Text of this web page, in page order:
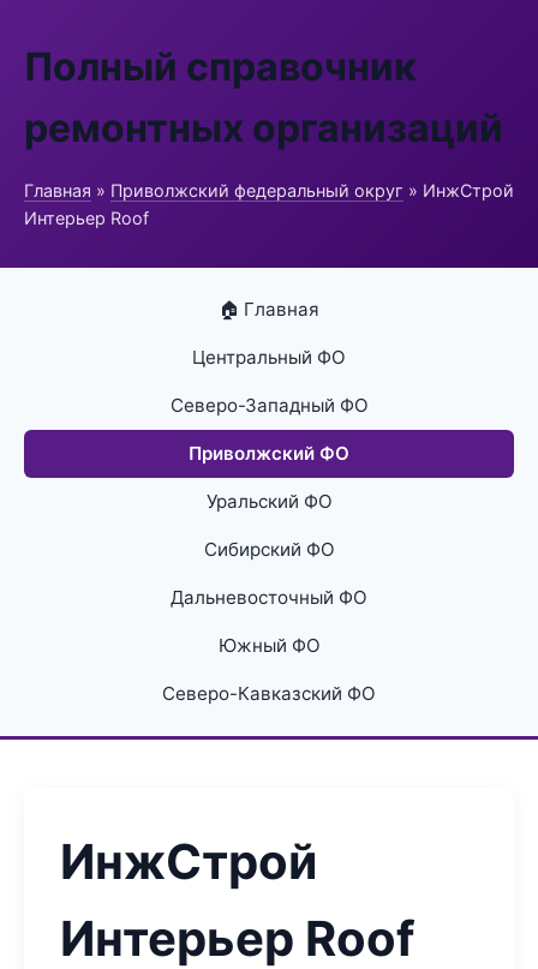
Полный справочник
ремонтных организаций
Главная » Приволжский федеральный округ » ИнжСтрой
Интерьер Roof
🏠 Главная
Центральный ФО
Северо-Западный ФО
Приволжский ФО
Уральский ФО
Сибирский ФО
Дальневосточный ФО
Южный ФО
Северо-Кавказский ФО
ИнжСтрой
Интерьер Roof